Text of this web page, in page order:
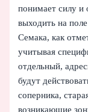
понимает силу и
выходить на
Семака, как
учитывая
отдельный,
будут
соперника,
возникающие